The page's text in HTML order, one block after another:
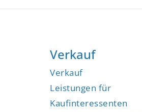
Verkauf
Verkauf
Leistungen für
Kaufinteressenten